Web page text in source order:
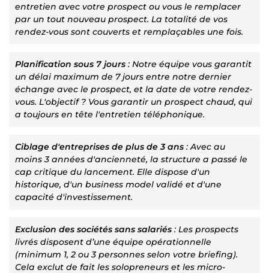
entretien avec votre prospect ou vous le remplacer
par un tout nouveau prospect. La totalité de vos
rendez-vous sont couverts et remplaçables une fois.
Planification sous 7 jours : Notre équipe vous garantit
un délai maximum de 7 jours entre notre dernier
échange avec le prospect, et la date de votre rendez-
vous. L'objectif ? Vous garantir un prospect chaud, qui
a toujours en tête l'entretien téléphonique.
Ciblage d'entreprises de plus de 3 ans : Avec au
moins 3 années d'ancienneté, la structure a passé le
cap critique du lancement. Elle dispose d'un
historique, d'un business model validé et d'une
capacité d'investissement.
Exclusion des sociétés sans salariés : Les prospects
livrés disposent d’une équipe opérationnelle
(minimum 1, 2 ou 3 personnes selon votre briefing).
Cela exclut de fait les solopreneurs et les micro-